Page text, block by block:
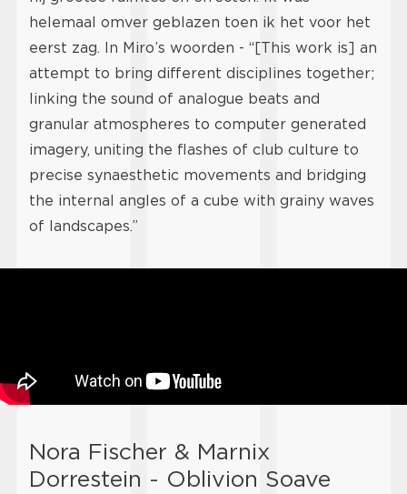
helemaal omver geblazen toen ik het voor het
eerst zag. In Miro’s woorden - “[This work is] an
attempt to bring different disciplines together;
linking the sound of analogue beats and
granular atmospheres to computer generated
imagery, uniting the flashes of club culture to
precise synaesthetic movements and bridging
the internal angles of a cube with grainy waves
of landscapes.”
Nora Fischer & Marnix
Dorrestein - Oblivion Soave